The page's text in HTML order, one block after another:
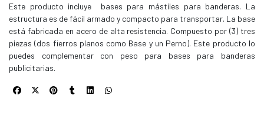
Este producto incluye bases para mástiles para banderas. La
estructura es de fácil armado y compacto para transportar. La base
está fabricada en acero de alta resistencia. Compuesto por (3) tres
piezas (dos fierros planos como Base y un Perno). Este producto lo
puedes complementar con peso para bases para banderas
publicitarias.